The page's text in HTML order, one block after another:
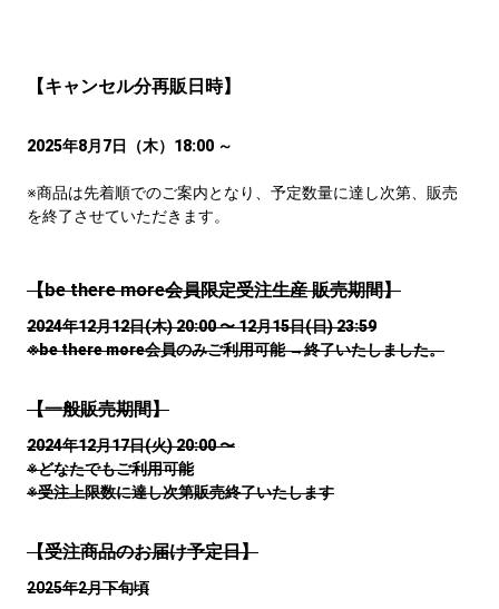
【キャンセル分再販日時】
2025年8月7日（木）18:00 ～
※商品は先着順でのご案内となり、予定数量に達し次第、販売
を終了させていただきます。
【be there more会員限定受注生産 販売期間】
2024年12月12日(木) 20:00 〜 12月15日(日) 23:59
※be there more会員のみご利用可能 →終了いたしました。
【一般販売期間】
2024年12月17日(火) 20:00 〜
※どなたでもご利用可能
※受注上限数に達し次第販売終了いたします
【受注商品のお届け予定日】
2025年2月下旬頃